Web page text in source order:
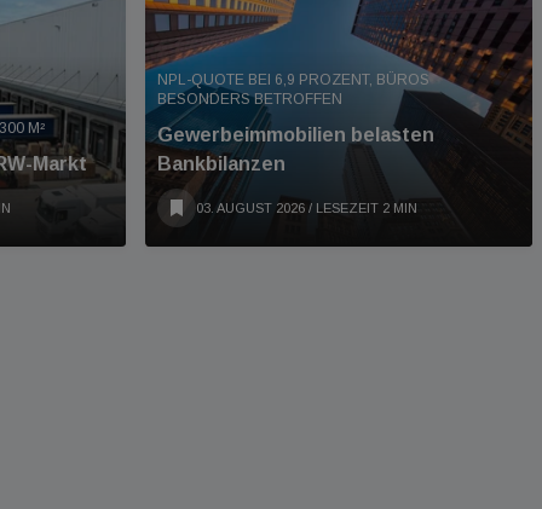
M²
Markt
NPL-QUOTE BEI 6,9 PROZENT, BÜROS
BESONDERS BETROFFEN
Gewerbeimmobilien belasten
Bankbilanzen
03. AUGUST 2026 / LESEZEIT 2 MIN